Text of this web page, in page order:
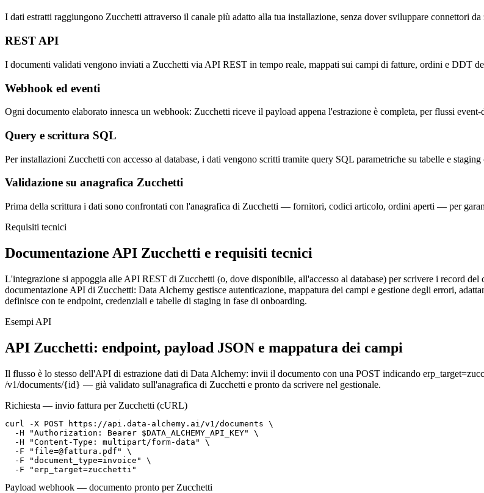
I dati estratti raggiungono Zucchetti attraverso il canale più adatto alla tua installazione, senza dover sviluppare connettori da
REST API
I documenti validati vengono inviati a Zucchetti via API REST in tempo reale, mappati sui campi di fatture, ordini e DDT
Webhook ed eventi
Ogni documento elaborato innesca un webhook: Zucchetti riceve il payload appena l'estrazione è completa, per flussi
Query e scrittura SQL
Per installazioni Zucchetti con accesso al database, i dati vengono scritti tramite query SQL parametriche su tabelle e staging
Validazione su anagrafica Zucchetti
Prima della scrittura i dati sono confrontati con l'anagrafica di Zucchetti — fornitori, codici articolo, ordini aperti — per
Requisiti tecnici
Documentazione API Zucchetti e requisiti tecnici
L'integrazione si appoggia alle API REST di Zucchetti (o, dove disponibile, all'accesso al database) per scrivere i record
documentazione API di Zucchetti: Data Alchemy gestisce autenticazione, mappatura dei campi e gestione degli errori,
definisce con te endpoint, credenziali e tabelle di staging in fase di onboarding.
Esempi API
API Zucchetti: endpoint, payload JSON e mappatura dei campi
Il flusso è lo stesso dell'API di estrazione dati di Data Alchemy: invii il documento con una POST indicando
/v1/documents/{id} — già validato sull'anagrafica di Zucchetti e pronto da scrivere nel gestionale.
Richiesta — invio fattura per Zucchetti (cURL)
curl -X POST https://api.data-alchemy.ai/v1/documents \
  -H "Authorization: Bearer $DATA_ALCHEMY_API_KEY" \
  -H "Content-Type: multipart/form-data" \
  -F "file=@fattura.pdf" \
  -F "document_type=invoice" \
  -F "erp_target=zucchetti"
Payload webhook — documento pronto per Zucchetti